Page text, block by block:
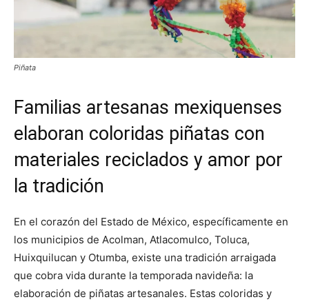
Piñata
Familias artesanas mexiquenses
elaboran coloridas piñatas con
materiales reciclados y amor por
la tradición
En el corazón del Estado de México, específicamente en
los municipios de Acolman, Atlacomulco, Toluca,
Huixquilucan y Otumba, existe una tradición arraigada
que cobra vida durante la temporada navideña: la
elaboración de piñatas artesanales. Estas coloridas y